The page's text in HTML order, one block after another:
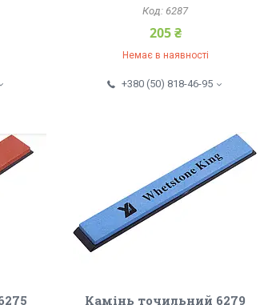
6287
205 ₴
Немає в наявності
+380 (50) 818-46-95
Камінь точильний 6279